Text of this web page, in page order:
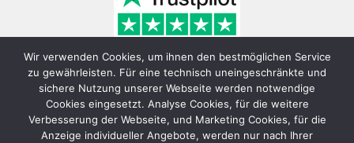
Wir verwenden Cookies, um ihnen den bestmöglichen Service
zu gewährleisten. Für eine technisch uneingeschränkte und
sichere Nutzung unserer Webseite werden notwendige
Cookies eingesetzt. Analyse Cookies, für die weitere
Verbesserung der Webseite, und Marketing Cookies, für die
Anzeige individueller Angebote, werden nur nach Ihrer